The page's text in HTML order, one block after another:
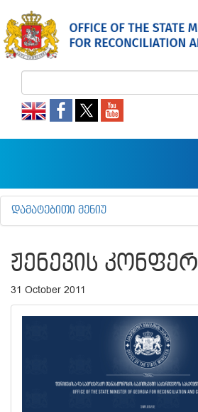
ᲓᲐᲛᲐᲢᲔᲑᲘᲗᲘ ᲛᲔᲜᲘᲣ
ᲟᲔᲜᲔᲕᲘᲡ
31 October 2011